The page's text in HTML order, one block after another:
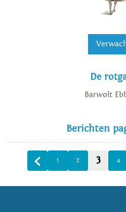
De
Barwolt
Berichten
1 2 3 4